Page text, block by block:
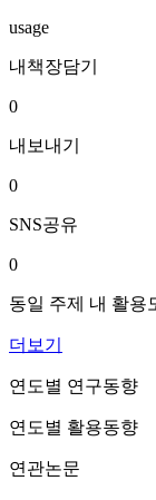
usage
내책장담기
0
내보내기
0
SNS공유
0
동일 주제 내 활용
더보기
연도별 연구동향
연도별 활용동향
연관논문